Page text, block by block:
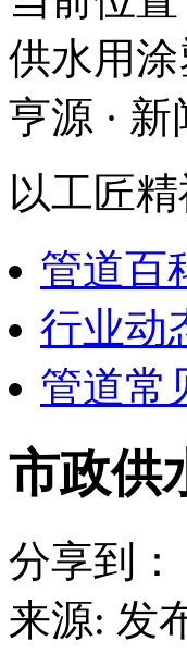
供水用
亨源 ·
以工匠
管道百
行业动
管道常
市政供
分享到：
来源: 发